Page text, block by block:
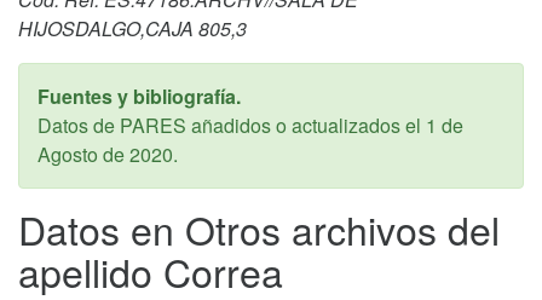
HIJOSDALGO,CAJA 805,3
Fuentes y bibliografía.
Datos de PARES añadidos o actualizados el 1 de
Agosto de 2020.
Datos en Otros archivos del
apellido Correa